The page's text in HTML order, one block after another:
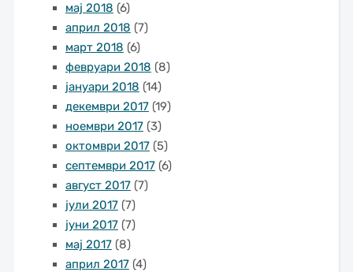
мај 2018 (6)
април 2018 (7)
март 2018 (6)
февруари 2018 (8)
јануари 2018 (14)
декември 2017(19)
ноември 2017(3)
октомври 2017(5)
септември 2017(6)
август 2017(7)
јули 2017(7)
јуни 2017(7)
мај 2017(8)
април 2017(4)